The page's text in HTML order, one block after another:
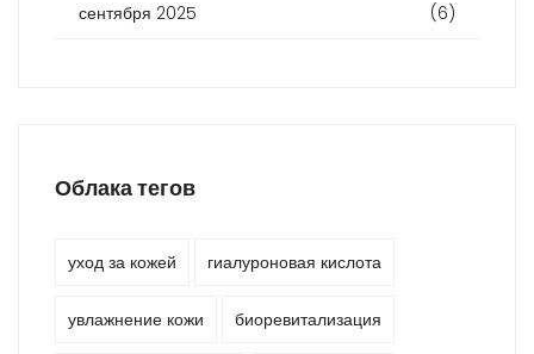
сентября 2025 (6)
Облака тегов
уход за кожей гиалуроновая кислота
увлажнение кожи биоревитализация